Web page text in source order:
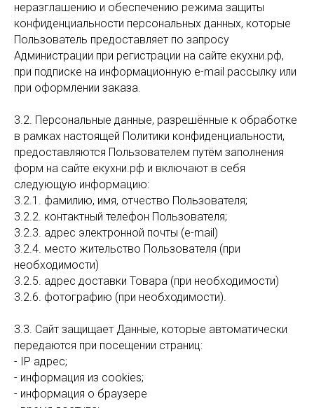
неразглашению и обеспечению режима защиты
конфиденциальности персональных данных, которые
Пользователь предоставляет по запросу
Администрации при регистрации на сайте екухни.рф,
при подписке на информационную e-mail рассылку или
при оформлении заказа.
3.2. Персональные данные, разрешённые к обработке
в рамках настоящей Политики конфиденциальности,
предоставляются Пользователем путём заполнения
форм на сайте екухни.рф и включают в себя
следующую информацию:
3.2.1. фамилию, имя, отчество Пользователя;
3.2.2. контактный телефон Пользователя;
3.2.3. адрес электронной почты (e-mail)
3.2.4. место жительство Пользователя (при
необходимости)
3.2.5. адрес доставки Товара (при необходимости)
3.2.6. фотографию (при необходимости).
3.3. Сайт защищает Данные, которые автоматически
передаются при посещении страниц:
- IP адрес;
- информация из cookies;
- информация о браузере